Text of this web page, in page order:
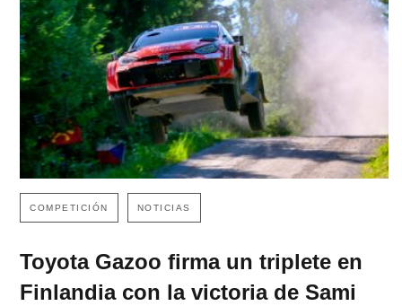
COMPETICIÓN NOTICIAS
Toyota Gazoo firma un triplete en
Finlandia con la victoria de Sami